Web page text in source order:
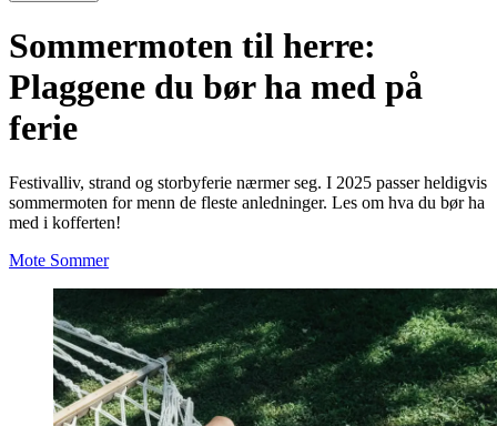
Sommermoten til herre:
Plaggene du bør ha med på
ferie
Festivalliv, strand og storbyferie nærmer seg. I 2025 passer heldigvis
sommermoten for menn de fleste anledninger. Les om hva du bør ha
med i kofferten!
Mote Sommer